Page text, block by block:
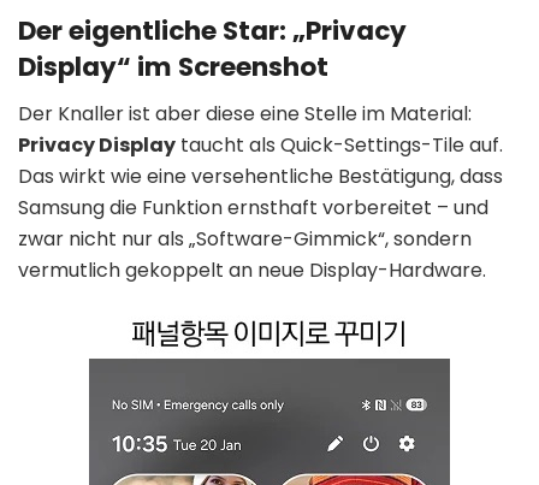
Der eigentliche Star: „Privacy
Display“ im Screenshot
Der Knaller ist aber diese eine Stelle im Material:
Privacy Display taucht als Quick-Settings-Tile auf.
Das wirkt wie eine versehentliche Bestätigung, dass
Samsung die Funktion ernsthaft vorbereitet – und
zwar nicht nur als „Software-Gimmick“, sondern
vermutlich gekoppelt an neue Display-Hardware.